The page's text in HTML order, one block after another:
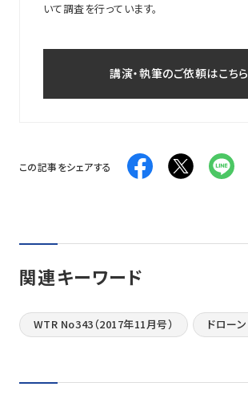
いて調査を行っています。
講演・執筆のご依頼はこちら
この記事をシェアする
関連キーワード
WTR No343（2017年11月号） ドローン